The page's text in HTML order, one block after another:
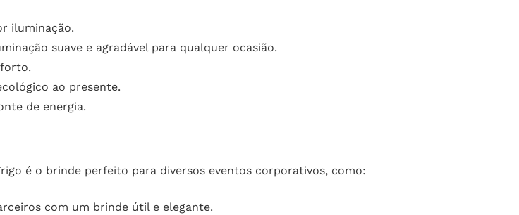
iluminação.
suave e agradável para qualquer ocasião.
ao presente.
de energia.
é o brinde perfeito para diversos eventos corporativos, como:
com um brinde útil e elegante.